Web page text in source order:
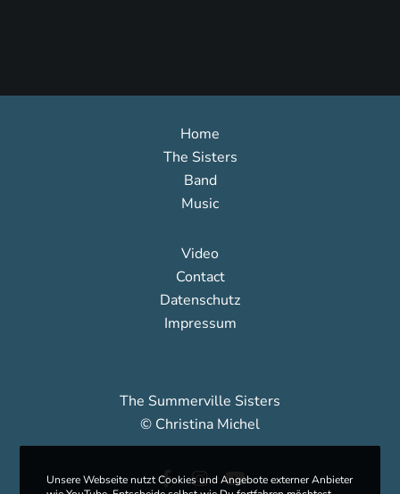
Home
The Sisters
Band
Music
Video
Contact
Datenschutz
Impressum
The Summerville Sisters
© Christina Michel
Unsere Webseite nutzt Cookies und Angebote externer Anbieter